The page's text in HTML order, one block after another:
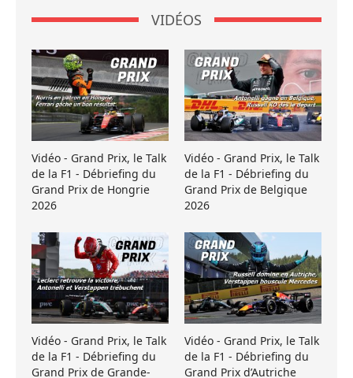
VIDÉOS
Vidéo - Grand Prix, le Talk
de la F1 - Débriefing du
Grand Prix de Hongrie
2026
Vidéo - Grand Prix, le Talk
de la F1 - Débriefing du
Grand Prix de Belgique
2026
Vidéo - Grand Prix, le Talk
de la F1 - Débriefing du
Grand Prix de Grande-
Vidéo - Grand Prix, le Talk
de la F1 - Débriefing du
Grand Prix d’Autriche